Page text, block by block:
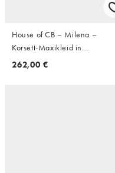
House of CB – Milena –
Korsett-Maxikleid in
Marineblau
262,00 €